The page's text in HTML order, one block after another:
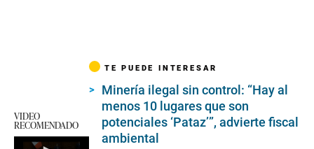
VIDEO
RECOMENDADO
TE PUEDE INTERESAR
Minería ilegal sin control: “Hay al
menos 10 lugares que son
potenciales ‘Pataz’”, advierte fiscal
ambiental